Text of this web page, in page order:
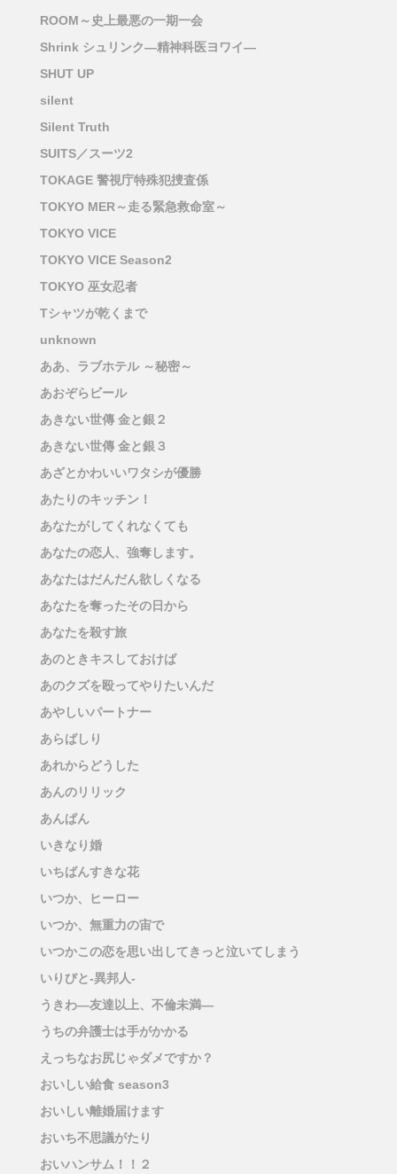
ROOM～史上最悪の一期一会
Shrink シュリンク―精神科医ヨワイ―
SHUT UP
silent
Silent Truth
SUITS／スーツ2
TOKAGE 警視庁特殊犯捜査係
TOKYO MER～走る緊急救命室～
TOKYO VICE
TOKYO VICE Season2
TOKYO 巫女忍者
Tシャツが乾くまで
unknown
ああ、ラブホテル ～秘密～
あおぞらビール
あきない世傳 金と銀２
あきない世傳 金と銀３
あざとかわいいワタシが優勝
あたりのキッチン！
あなたがしてくれなくても
あなたの恋人、強奪します。
あなたはだんだん欲しくなる
あなたを奪ったその日から
あなたを殺す旅
あのときキスしておけば
あのクズを殴ってやりたいんだ
あやしいパートナー
あらばしり
あれからどうした
あんのリリック
あんぱん
いきなり婚
いちばんすきな花
いつか、ヒーロー
いつか、無重力の宙で
いつかこの恋を思い出してきっと泣いてしまう
いりびと-異邦人-
うきわ―友達以上、不倫未満―
うちの弁護士は手がかかる
えっちなお尻じゃダメですか？
おいしい給食 season3
おいしい離婚届けます
おいち不思議がたり
おいハンサム！！２